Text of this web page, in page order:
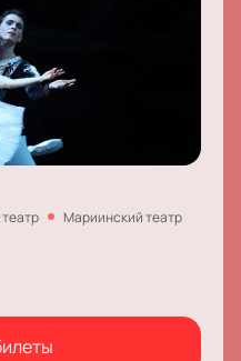
Мариинский театр